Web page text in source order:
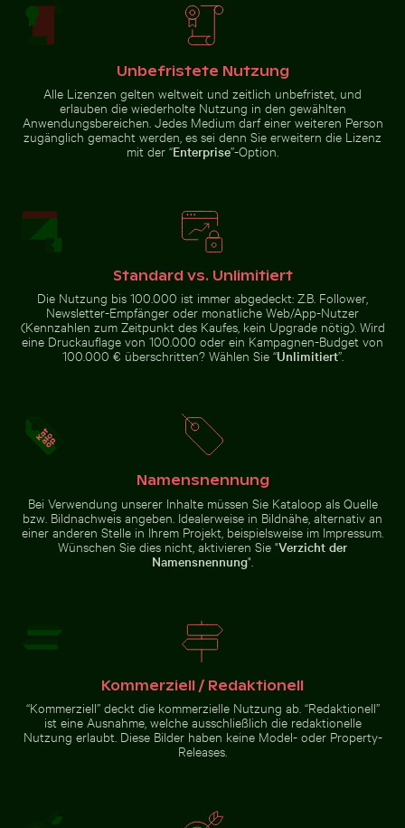
Flughund im farbenfrohen
Himmel gleitend
Dramatischer Blitzschlag über
ländlicher Landschaft
Luftaufnahme des Makkasan-
Kreuzes in Bangkok
Blick auf Joshua-Bäume in
Wüstenlandschaft
Romantischer Antrag auf dem Pier von Holbox Island
Romantischer Antrag auf dem Pier
von Holbox Island bei
Sonnenuntergang
Hand pustet
Dreifarbige Katze streckt sich unter Obststand
Casa da Música, Porto:
Roter Nagellack auf Sandstrand Traditionelles Wandgemälde im
Wat Phra Kaeo, Bangkok
Kalksteinformationen im El
Torcal de Antequera
Zur Stock-Kollektion
Unbefristete Nutzung
Alle Lizenzen gelten weltweit und zeitlich unbefristet, und
erlauben die wiederholte Nutzung in den gewählten
Anwendungsbereichen. Jedes Medium darf einer weiteren Person
zugänglich gemacht werden, es sei denn Sie erweitern die Lizenz
mit der “Enterprise”-Option.
Standard vs. Unlimitiert
Die Nutzung bis 100.000 ist immer abgedeckt: Z.B. Follower,
Newsletter-Empfänger oder monatliche Web/App-Nutzer
(Kennzahlen zum Zeitpunkt des Kaufes, kein Upgrade nötig). Wird
eine Druckauflage von 100.000 oder ein Kampagnen-Budget von
100.000 € überschritten? Wählen Sie “Unlimitiert”.
Namensnennung
Bei Verwendung unserer Inhalte müssen Sie Kataloop als Quelle
bzw. Bildnachweis angeben. Idealerweise in Bildnähe, alternativ an
einer anderen Stelle in Ihrem Projekt, beispielsweise im Impressum.
Wünschen Sie dies nicht, aktivieren Sie "Verzicht der
Namensnennung".
Kommerziell / Redaktionell
“Kommerziell” deckt die kommerzielle Nutzung ab. “Redaktionell”
ist eine Ausnahme, welche ausschließlich die redaktionelle
Nutzung erlaubt. Diese Bilder haben keine Model- oder Property-
Releases.